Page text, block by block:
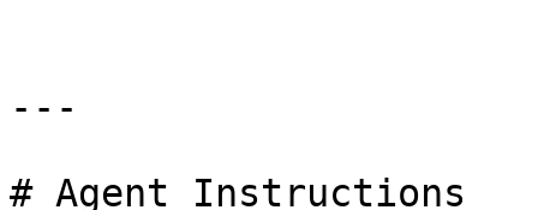
---
# Agent Instructions